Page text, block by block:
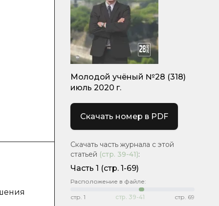
Молодой учёный №28 (318)
июль 2020 г.
Скачать номер в PDF
Скачать часть журнала с этой
статьей (стр. 39-41):
Часть 1 (стр. 1-69)
Расположение в файле:
стр. 1 стр. 39-41 стр. 69